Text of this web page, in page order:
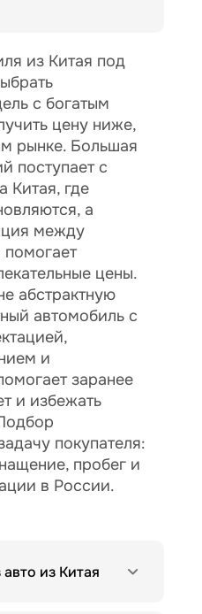
из Китая под
с богатым
цену ниже,
рынке. Большая
поступает с
Китая, где
а
между
цены.
абстрактную
автомобиль с
и
заранее
и избежать
покупателя:
пробег и
в России.
из Китая